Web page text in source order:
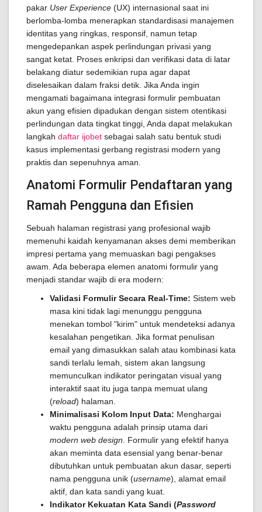
pakar User Experience (UX) internasional saat ini
berlomba-lomba menerapkan standardisasi manajemen
identitas yang ringkas, responsif, namun tetap
mengedepankan aspek perlindungan privasi yang
sangat ketat. Proses enkripsi dan verifikasi data di latar
belakang diatur sedemikian rupa agar dapat
diselesaikan dalam fraksi detik. Jika Anda ingin
mengamati bagaimana integrasi formulir pembuatan
akun yang efisien dipadukan dengan sistem otentikasi
perlindungan data tingkat tinggi, Anda dapat melakukan
langkah daftar ijobet sebagai salah satu bentuk studi
kasus implementasi gerbang registrasi modern yang
praktis dan sepenuhnya aman.
Anatomi Formulir Pendaftaran yang
Ramah Pengguna dan Efisien
Sebuah halaman registrasi yang profesional wajib
memenuhi kaidah kenyamanan akses demi memberikan
impresi pertama yang memuaskan bagi pengakses
awam. Ada beberapa elemen anatomi formulir yang
menjadi standar wajib di era modern:
Validasi Formulir Secara Real-Time: Sistem web
masa kini tidak lagi menunggu pengguna
menekan tombol "kirim" untuk mendeteksi adanya
kesalahan pengetikan. Jika format penulisan
email yang dimasukkan salah atau kombinasi kata
sandi terlalu lemah, sistem akan langsung
memunculkan indikator peringatan visual yang
interaktif saat itu juga tanpa memuat ulang
(reload) halaman.
Minimalisasi Kolom Input Data: Menghargai
waktu pengguna adalah prinsip utama dari
modern web design . Formulir yang efektif hanya
akan meminta data esensial yang benar-benar
dibutuhkan untuk pembuatan akun dasar, seperti
nama pengguna unik (username), alamat email
aktif, dan kata sandi yang kuat.
Indikator Kekuatan Kata Sandi (Password